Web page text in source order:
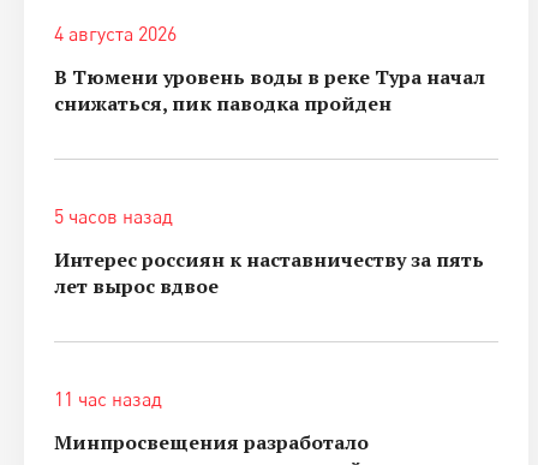
4 августа 2026
В Тюмени уровень воды в реке Тура начал
снижаться, пик паводка пройден
5 часов назад
Интерес россиян к наставничеству за пять
лет вырос вдвое
11 час назад
Минпросвещения разработало